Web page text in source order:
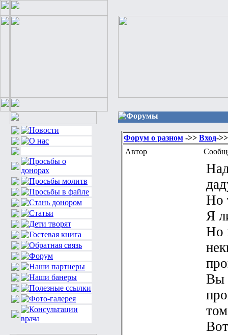
Форумы
Форум о разном ->> Вход-
Автор
Но
Я
Но
Вы